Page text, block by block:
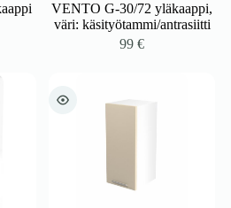
VENTO G-30/72 yläkaappi,
väri: käsityötammi/antrasiitti
99€